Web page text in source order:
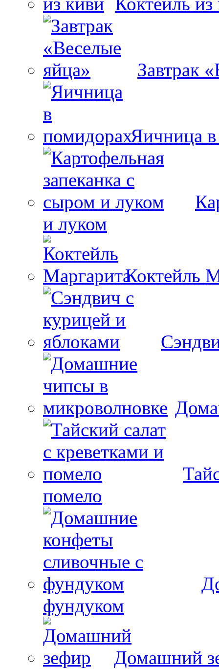
Завтрак
Яичница
и луком
Коктейль
помело
фундуком
Домашний